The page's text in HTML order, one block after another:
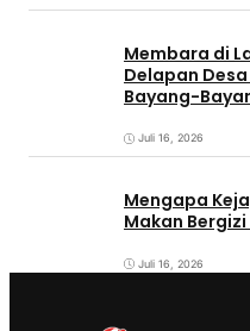
Membara di
Delapan
Bayang-
Juli 16, 2026
Mengapa
Makan
Juli 16, 2026